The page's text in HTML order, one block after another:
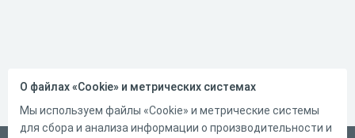
О файлах «Cookie» и метрических системах
Мы используем файлы «Cookie» и метрические системы
для сбора и анализа информации о производительности и